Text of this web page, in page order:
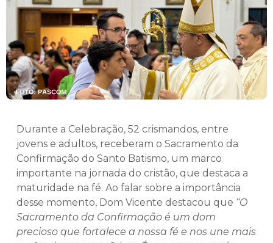
Durante a Celebração, 52 crismandos, entre
jovens e adultos, receberam o Sacramento da
Confirmação do Santo Batismo, um marco
importante na jornada do cristão, que destaca a
maturidade na fé. Ao falar sobre a importância
desse momento, Dom Vicente destacou que “O
Sacramento da Confirmação é um dom
precioso que fortalece a nossa fé e nos une mais